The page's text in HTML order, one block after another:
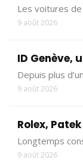
Les voitures
9 août 2026
ID Genève,
Depuis plus
9 août 2026
Rolex,
Longtemps
9 août 2026